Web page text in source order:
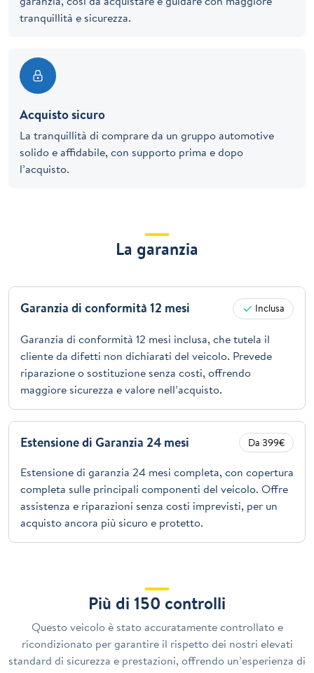
tranquillità e sicurezza.
Acquisto sicuro
La tranquillità di comprare da un gruppo automotive
solido e affidabile, con supporto prima e dopo
l’acquisto.
La garanzia
Garanzia di conformità 12 mesi Inclusa
Garanzia di conformità 12 mesi inclusa, che tutela il
cliente da difetti non dichiarati del veicolo. Prevede
riparazione o sostituzione senza costi, offrendo
maggiore sicurezza e valore nell’acquisto.
Estensione di Garanzia 24 mesi Da 399€
Estensione di garanzia 24 mesi completa, con copertura
completa sulle principali componenti del veicolo. Offre
assistenza e riparazioni senza costi imprevisti, per un
acquisto ancora più sicuro e protetto.
Più di 150 controlli
Questo veicolo è stato accuratamente controllato e
ricondizionato per garantire il rispetto dei nostri elevati
standard di sicurezza e prestazioni, offrendo un’esperienza di